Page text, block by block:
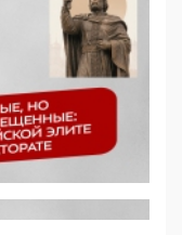
намерено
право
объекты от
с